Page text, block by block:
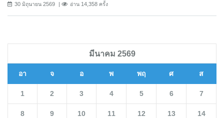
30 มิถุนายน 2569 อ่าน 14,358 ครั้ง
มีนาคม 2569
อา จ อ พ พฤ ศ ส
1 2 3 4 5 6 7
8 9 10 11 12 13 14